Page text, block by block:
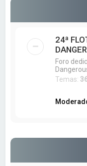
24ª
Foro
Temas: